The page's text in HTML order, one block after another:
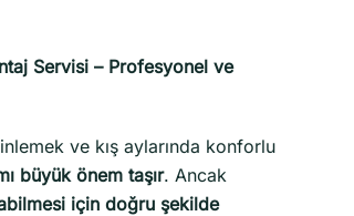
Servisi – Profesyonel ve
ve kış aylarında konforlu
büyük önem taşır. Ancak
için doğru şekilde